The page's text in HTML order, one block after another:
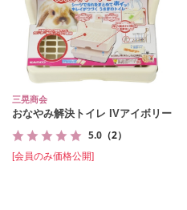
三晃商会
おなやみ解決トイレ IVアイボリー
5.0 （2）
[会員のみ価格公開]